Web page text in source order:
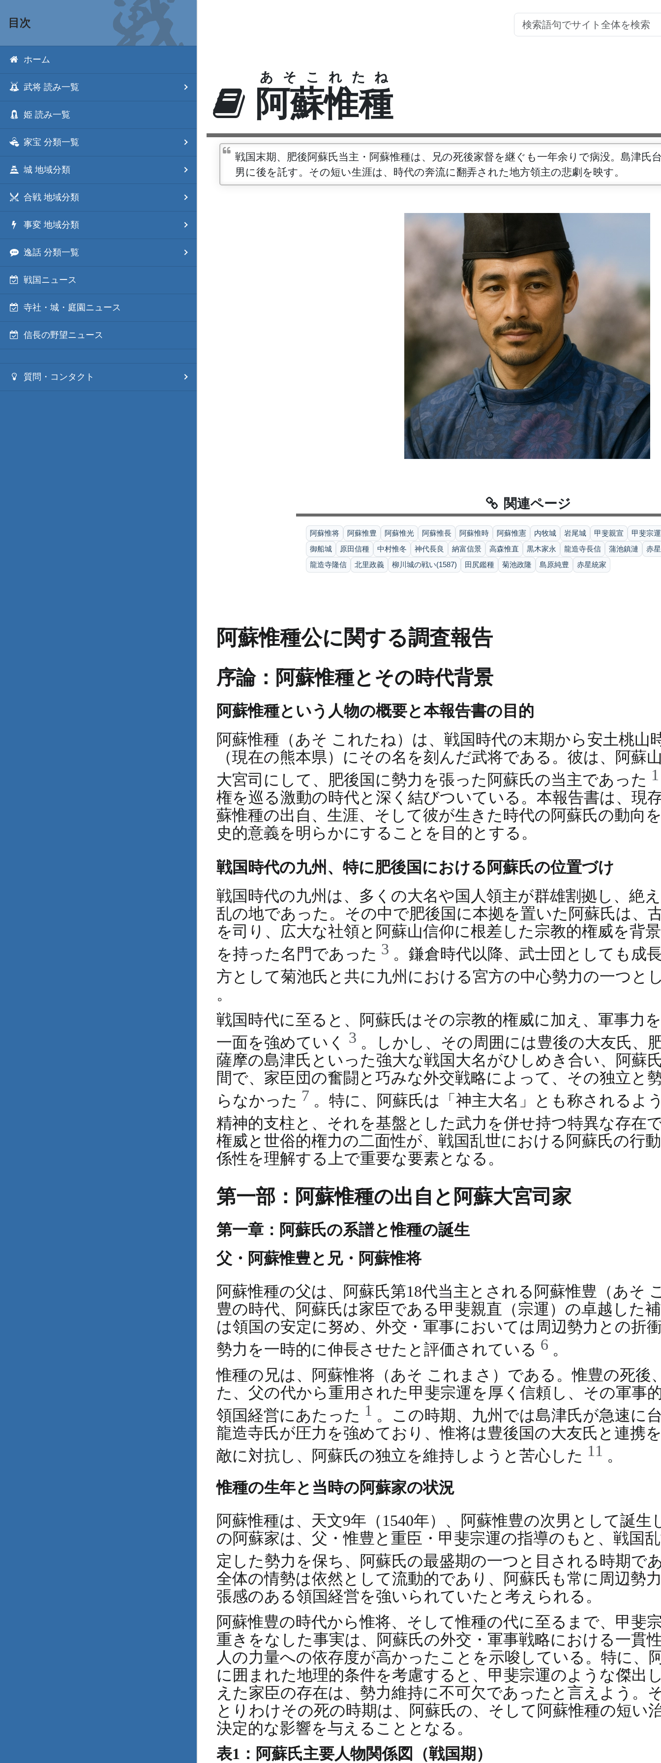
目次
ホーム
武将 読み一覧
姫 読み一覧
家宝 分類一覧
城 地域分類
合戦 地域分類
事変 地域分類
逸話 分類一覧
戦国ニュース
寺社・城・庭園ニュース
信長の野望ニュース
質問・コンタクト
阿蘇惟種
あそこれたね
戦国末期、肥後阿蘇氏当主・阿蘇惟種は、兄の死後家督を継ぐも一年余りで病没。島津氏
男に後を託す。その短い生涯は、時代の奔流に翻弄された地方領主の悲劇を映す。
関連ページ
阿蘇惟将 阿蘇惟豊 阿蘇惟光 阿蘇惟長 阿蘇惟時 阿蘇惟憲 内牧城 岩尾城 甲斐親宣
甲斐宗運
御船城
原田信種 中村惟冬 神代長良 納富信景 高森惟直 黒木家永 龍造寺長信 蒲池鎮漣
赤
龍造寺隆信
北里政義 柳川城の戦い(1587) 田尻鑑種 菊池政隆 島原純豊 赤星統家
阿蘇惟種公に関する調査報告
序論：阿蘇惟種とその時代背景
阿蘇惟種という人物の概要と本報告書の目的
阿蘇惟種（あそ これたね）は、戦国時代の末期から安土桃山
（現在の熊本県）にその名を刻んだ武将である。彼は、阿蘇
大宮司にして、肥後国に勢力を張った阿蘇氏の当主であった
権を巡る激動の時代と深く結びついている。本報告書は、現
蘇惟種の出自、生涯、そして彼が生きた時代の阿蘇氏の動向
史的意義を明らかにすることを目的とする。
戦国時代の九州、特に肥後国における阿蘇氏の位置づけ
戦国時代の九州は、多くの大名や国人領主が群雄割拠し、絶
乱の地であった。その中で肥後国に本拠を置いた阿蘇氏は、
を司り、広大な社領と阿蘇山信仰に根差した宗教的権威を背
を持った名門であった 3 。鎌倉時代以降、武士団としても成
方として菊池氏と共に九州における宮方の中心勢力の一つと
。
戦国時代に至ると、阿蘇氏はその宗教的権威に加え、軍事力
一面を強めていく 3 。しかし、その周囲には豊後の大友氏、
薩摩の島津氏といった強大な戦国大名がひしめき合い、阿蘇
間で、家臣団の奮闘と巧みな外交戦略によって、その独立と
らなかった 7 。特に、阿蘇氏は「神主大名」とも称されるよ
精神的支柱と、それを基盤とした武力を併せ持つ特異な存在
権威と世俗的権力の二面性が、戦国乱世における阿蘇氏の行
係性を理解する上で重要な要素となる。
第一部：阿蘇惟種の出自と阿蘇大宮司家
第一章：阿蘇氏の系譜と惟種の誕生
父・阿蘇惟豊と兄・阿蘇惟将
阿蘇惟種の父は、阿蘇氏第18代当主とされる阿蘇惟豊（あそ
豊の時代、阿蘇氏は家臣である甲斐親直（宗運）の卓越した
は領国の安定に努め、外交・軍事においては周辺勢力との折
勢力を一時的に伸長させたと評価されている 6 。
惟種の兄は、阿蘇惟将（あそ これまさ）である。惟豊の死後
た、父の代から重用された甲斐宗運を厚く信頼し、その軍事
領国経営にあたった 1 。この時期、九州では島津氏が急速に
龍造寺氏が圧力を強めており、惟将は豊後国の大友氏と連携
敵に対抗し、阿蘇氏の独立を維持しようと苦心した 11 。
惟種の生年と当時の阿蘇家の状況
阿蘇惟種は、天文9年（1540年）、阿蘇惟豊の次男として誕生
の阿蘇家は、父・惟豊と重臣・甲斐宗運の指導のもと、戦国
定した勢力を保ち、阿蘇氏の最盛期の一つと目される時期で
全体の情勢は依然として流動的であり、阿蘇氏も常に周辺勢
張感のある領国経営を強いられていたと考えられる。
阿蘇惟豊の時代から惟将、そして惟種の代に至るまで、甲斐
重きをなした事実は、阿蘇氏の外交・軍事戦略における一貫
人の力量への依存度が高かったことを示唆している。特に、
に囲まれた地理的条件を考慮すると、甲斐宗運のような傑出
えた家臣の存在は、勢力維持に不可欠であったと言えよう。
とりわけその死の時期は、阿蘇氏の、そして阿蘇惟種の短い
決定的な影響を与えることとなる。
表1：阿蘇氏主要人物関係図（戦国期）